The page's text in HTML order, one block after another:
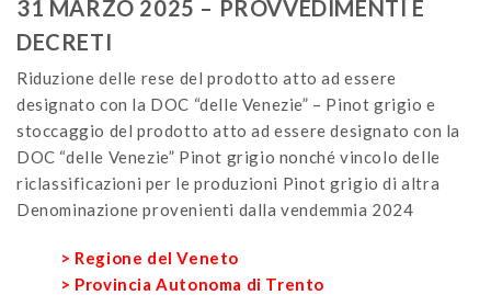
31 MARZO 2025 – PROVVEDIMENTI E
DECRETI
Riduzione delle rese del prodotto atto ad essere
designato con la DOC “delle Venezie” – Pinot grigio e
stoccaggio del prodotto atto ad essere designato con la
DOC “delle Venezie” Pinot grigio nonché vincolo delle
riclassificazioni per le produzioni Pinot grigio di altra
Denominazione provenienti dalla vendemmia 2024
> Regione del Veneto
> Provincia Autonoma di Trento